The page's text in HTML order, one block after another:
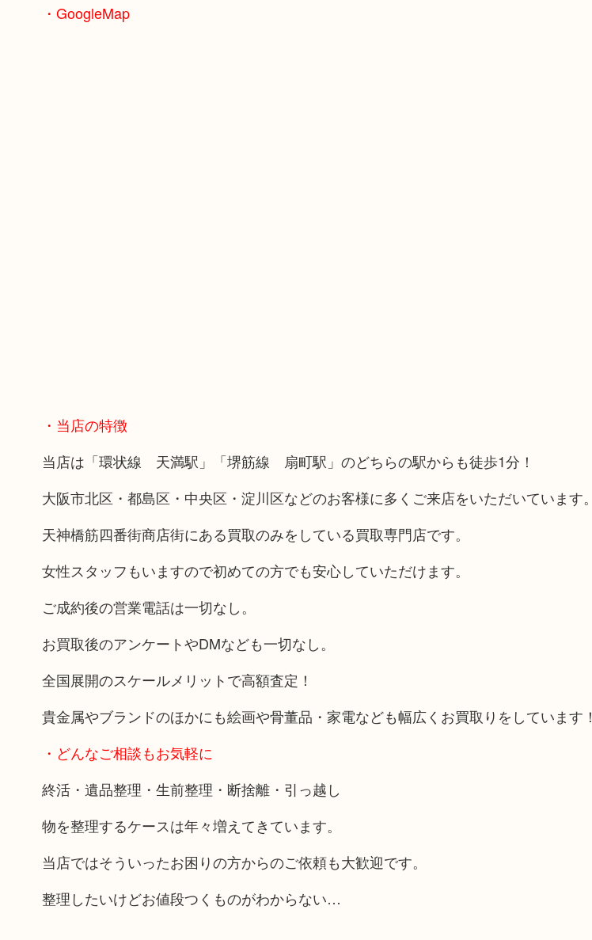
・GoogleMap
・当店の特徴
当店は「環状線 天満駅」「堺筋線 扇町駅」のどちらの駅からも徒歩1分！
大阪市北区・都島区・中央区・淀川区などのお客様に多くご来店をいただいています。
天神橋筋四番街商店街にある買取のみをしている買取専門店です。
女性スタッフもいますので初めての方でも安心していただけます。
ご成約後の営業電話は一切なし。
お買取後のアンケートやDMなども一切なし。
全国展開のスケールメリットで高額査定！
貴金属やブランドのほかにも絵画や骨董品・家電なども幅広くお買取りをしています！
・どんなご相談もお気軽に
終活・遺品整理・生前整理・断捨離・引っ越し
物を整理するケースは年々増えてきています。
当店ではそういったお困りの方からのご依頼も大歓迎です。
整理したいけどお値段つくものがわからない…